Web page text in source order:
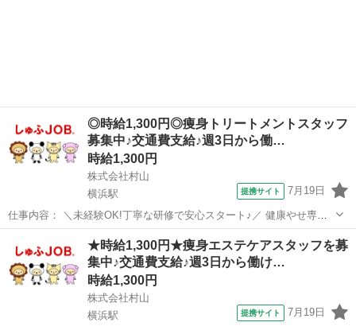
◎時給1,300円◎痩身トリートメントスタッフ
募集中♪交通費支給♪週3日から働…
時給1,300円
株式会社村山
横浜駅
提携サイト 7月19日
仕事内容： ＼未経験OK!丁寧な研修で安心スタート♪／ 健康やせ専門
イヴでは、未経験から美容のプロを目指せる環境を整えています。 お
客様の受付やカウンセリング、施術を通じて美容知識を身につけるこ
とができます。 ◆受付・カウ...
横浜駅 エステ
★時給1,300円★痩身エステケアスタッフを募
集中♪交通費支給♪週3日から働け…
時給1,300円
株式会社村山
横浜駅
提携サイト 7月19日